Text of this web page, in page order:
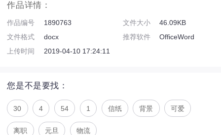
作品详情：
作品编号 1890763 文件大小
46.09KB
文件格式
docx 推荐软件
OfficeWord
上传时间
2019-04-10 17:24:11
您是不是要找：
30 4 54 1 信纸 背景 可爱
离职 元旦 物流